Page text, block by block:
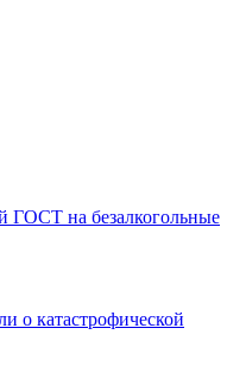
ГОСТ на безалкогольные
о катастрофической